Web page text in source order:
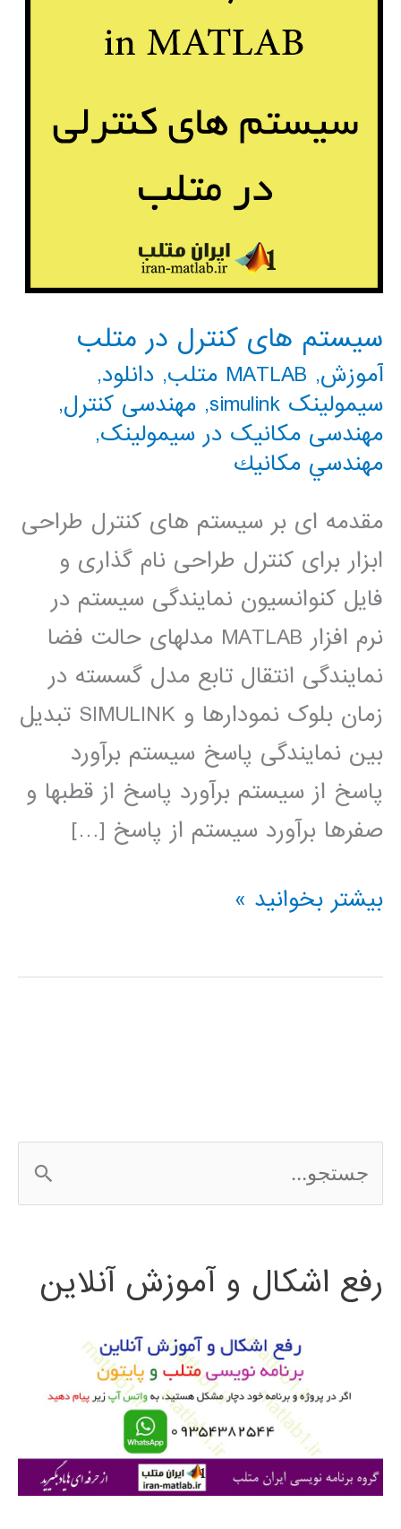
سیستم های کنترل در متلب
آموزش, MATLAB متلب , دانلود,
سیمولینک simulink
, مهندسی کنترل,
مهندسی مکانیک در سیمولینک,
مهندسي مكانيك
مقدمه ای بر سیستم های کنترل طراحی
ابزار برای کنترل طراحی نام گذاری و
فایل کنوانسیون نمایندگی سیستم در
نرم افزار MATLAB مدلهای حالت فضا
نمایندگی انتقال تابع مدل گسسته در
زمان بلوک نمودارها و SIMULINK تبدیل
بین نمایندگی پاسخ سیستم برآورد
پاسخ از سیستم برآورد پاسخ از قطبها و
صفرها برآورد سیستم از پاسخ […]
سیستم
کنترل
بیشتر بخوانید »
س
ج
ی
رفع اشکال و آموزش آنلاین